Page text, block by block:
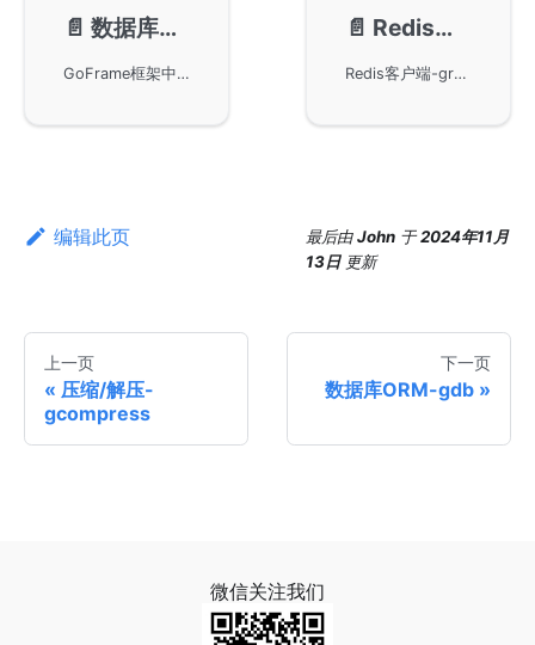
📄️ 数据库ORM-gdb
GoFrame框架中的gdb模块，该模块是实现数据库ORM功能的核心组件，负责高效的数据操作与管理。在GoFrame框架中，gdb扮演着至关重要的角色，有助于简化数据库的交互和管理。
📄️ Redis客户端-gredis
Redis客户端-gredis模块旨在通过GoFrame框架提供高效的数据库缓存操作，用户可以探索如何在GoFrame框架下优化Redis相关应用，实现高性能的Redis功能。
编辑此页 最后由John 于2024年11月
13日 更新
上一页
压缩/解压-
gcompress
下一页
数据库ORM-gdb
微信关注我们